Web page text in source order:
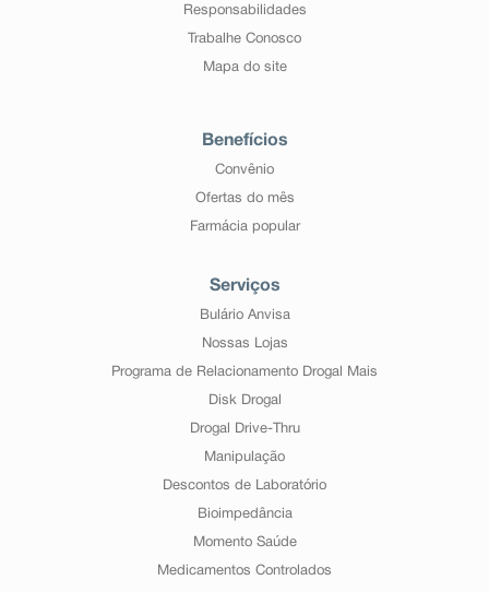
Responsabilidades
Trabalhe Conosco
Mapa do site
Benefícios
Convênio
Ofertas do mês
Farmácia popular
Serviços
Bulário Anvisa
Nossas Lojas
Programa de Relacionamento Drogal Mais
Disk Drogal
Drogal Drive-Thru
Manipulação
Descontos de Laboratório
Bioimpedância
Momento Saúde
Medicamentos Controlados